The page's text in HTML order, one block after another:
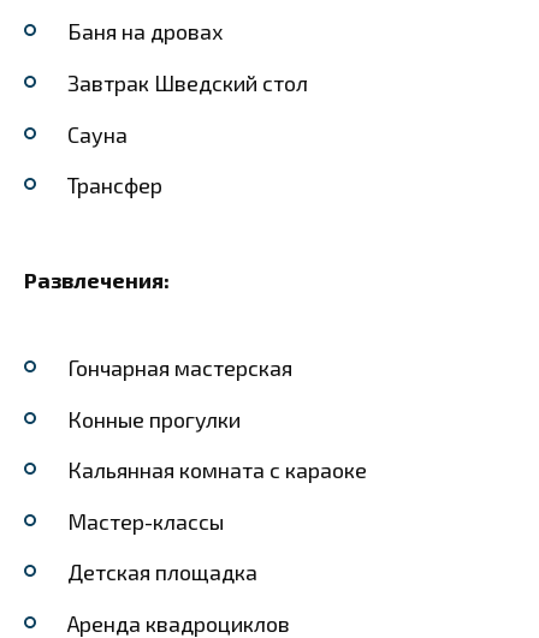
Баня на дровах
Завтрак Шведский стол
Сауна
Трансфер
Развлечения:
Гончарная мастерская
Конные прогулки
Кальянная комната с караоке
Мастер-классы
Детская площадка
Аренда квадроциклов